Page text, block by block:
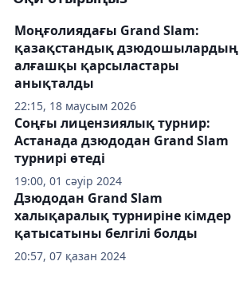
22:15, 18 маусым 2026
Моңғолиядағы Grand Slam:
қазақстандық дзюдошылардың
алғашқы қарсыластары
анықталды
19:00, 01 сәуір 2024
Соңғы лицензиялық турнир:
Астанада дзюдодан Grand Slam
турнирі өтеді
20:57, 07 қазан 2024
Дзюдодан Grand Slam
халықаралық турниріне кімдер
қатысатыны белгілі болды